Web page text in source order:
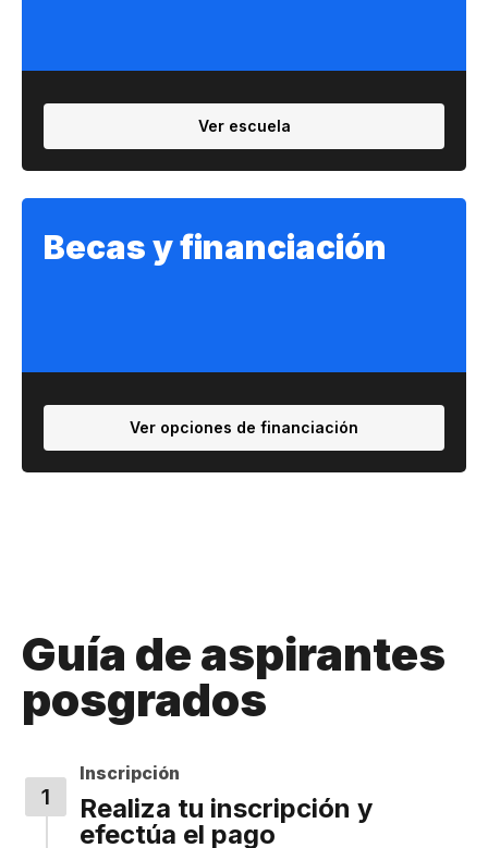
Ver escuela
Becas y financiación
Ver opciones de financiación
Guía de aspirantes
posgrados
Inscripción
Realiza tu inscripción y
efectúa el pago